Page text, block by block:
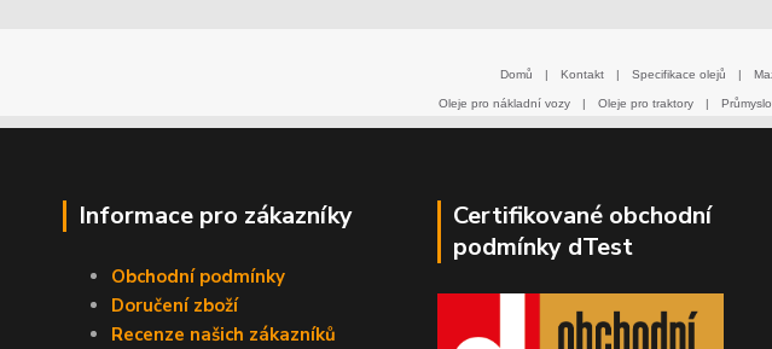
Domů | Kontakt | Specifikace olejů |
Oleje pro nákladní vozy | Oleje pro traktory |
Informace pro zákazníky
Obchodní podmínky
Doručení zboží
Recenze našich zákazníků
Certifikované obchodní
podmínky dTest